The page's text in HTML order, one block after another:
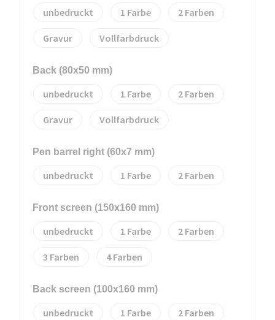
unbedruckt 1 2
Gravur Vollfarbdruck
Back (80x50 mm)
unbedruckt 1 2
Gravur Vollfarbdruck
Pen barrel right (60x7 mm)
unbedruckt 1 2
Front screen (150x160 mm)
unbedruckt 1 2
3 4
Back screen (100x160 mm)
unbedruckt 1 2